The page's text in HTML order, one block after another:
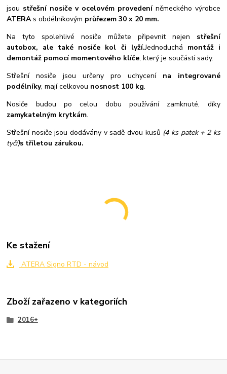
jsou střešní nosiče v ocelovém provedeníněmeckého výrobce
ATERAs obdélníkovým průřezem 30 x 20 mm.
Na tyto spolehlivé nosiče můžete připevnit nejen střešní
autobox, ale také nosiče kol či lyží.Jednoduchá montáž i
demontáž pomocí momentového klíče, který je součástí sady.
Střešní nosiče jsou určeny pro uchycení na integrované
podélníky, mají celkovou nosnost 100 kg.
Nosiče budou po celou dobu používání zamknuté, díky
zamykatelným krytkám.
Střešní nosiče jsou dodávány v sadě dvou kusů (4 ks patek + 2 ks
tyčí)s tříletou zárukou.
Ke stažení
ATERA Signo RTD - návod
Zboží zařazeno v kategoriích
2016+